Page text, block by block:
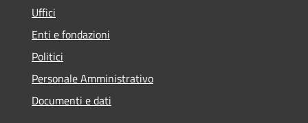
Uffici
Enti e fondazioni
Politici
Personale Amministrativo
Documenti e dati